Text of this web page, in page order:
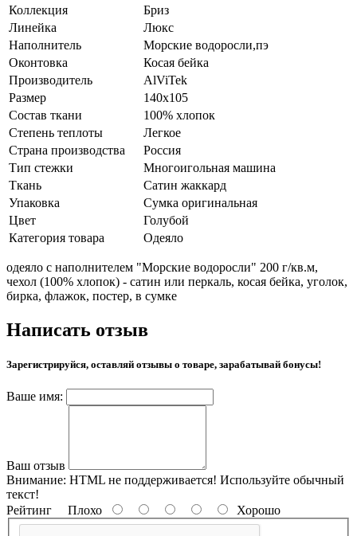
Коллекция
Бриз
Линейка
Люкс
Наполнитель
Морские водоросли,пэ
Оконтовка
Косая бейка
Производитель
AlViTek
Размер
140х105
Состав ткани
100% хлопок
Степень теплоты
Легкое
Страна производства
Россия
Тип стежки
Многоигольная машина
Ткань
Сатин жаккард
Упаковка
Сумка оригинальная
Цвет
Голубой
Категория товара
Одеяло
одеяло с наполнителем "Морские водоросли" 200 г/кв.м,
чехол (100% хлопок) - сатин или перкаль, косая бейка, уголок,
бирка, флажок, постер, в сумке
Написать отзыв
Зарегистрируйся, оставляй отзывы о товаре, зарабатывай бонусы!
Ваше имя:
Ваш отзыв
Внимание: HTML не поддерживается! Используйте обычный
текст!
Рейтинг Плохо Хорошо